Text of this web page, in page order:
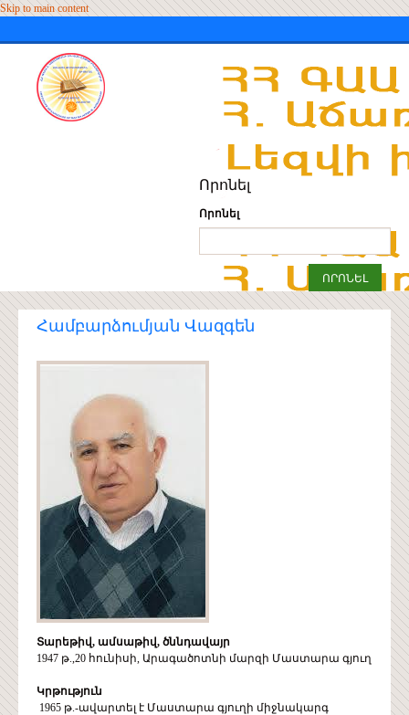
Skip to main content
Որոնել
Որոնել
Համբարձումյան Վազգեն
Տարեթիվ, ամսաթիվ, ծննդավայր
1947 թ.,20 հունիսի, Արագածոտնի մարզի Մաստարա գյուղ
Կրթություն
1965 թ.-ավարտել է Մաստարա գյուղի միջնակարգ